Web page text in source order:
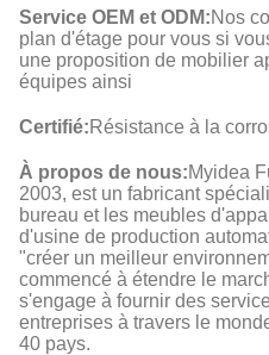
Service OEM et ODM:Nos
plan d'étage pour vous si
une proposition de mobilier
équipes ainsi
Certifié:Résistance à la
À propos de nous:Myidea
2003, est un fabricant
bureau et les meubles
d'usine de production
"créer un meilleur
commencé à étendre le
s'engage à fournir des
entreprises à travers le
40 pays.